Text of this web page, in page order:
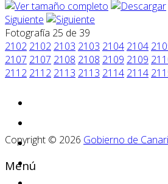
Siguiente
Fotografía 25 de 39
2102 2102 2103 2103 2104 2104
2107 2107 2108 2108 2109 2109
2112 2112 2113 2113 2114 2114
Copyright © 2026 Gobierno de
Menú